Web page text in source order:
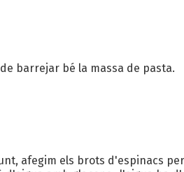
barrejar bé la massa de pasta.
afegim els brots d'espinacs